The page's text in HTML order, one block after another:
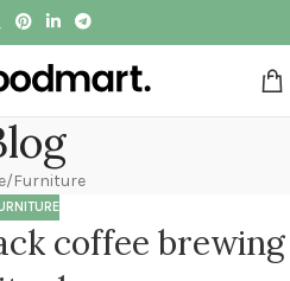
Furniture
coffee brewing